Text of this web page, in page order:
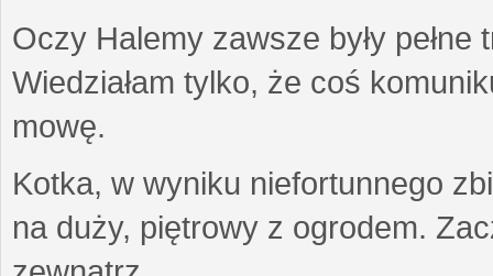
Oczy Halemy zawsze były
Wiedziałam tylko, że coś
mowę.
Kotka, w wyniku niefortunnego
na duży, piętrowy z ogrodem.